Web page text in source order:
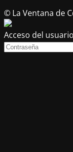
© La Ventana de
Acceso del usuario